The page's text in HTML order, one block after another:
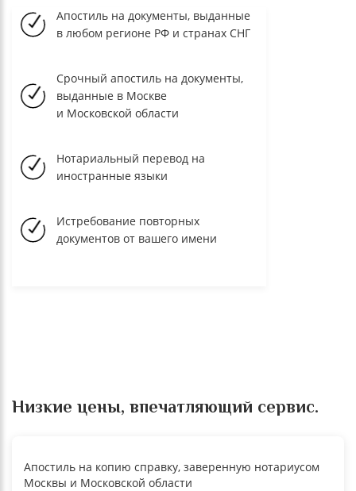
Апостиль на документы, выданные
в любом регионе РФ и странах СНГ
Срочный апостиль на документы,
выданные в Москве
и Московской области
Нотариальный перевод на
иностранные языки
Истребование повторных
документов от вашего имени
Низкие цены, впечатляющий сервис.
Апостиль на копию справку, заверенную нотариусом
Москвы и Московской области